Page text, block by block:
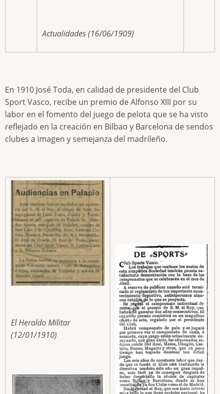
Actualidades (16/06/1909)
En 1910 José Toda, en calidad de presidente del Club
Sport Vasco, recibe un premio de Alfonso XIII por su
labor en el fomento del juego de pelota que se ha visto
reflejado en la creación en Bilbao y Barcelona de sendos
clubes a imagen y semejanza del madrileño.
El Heraldo Militar
(12/01/1910)